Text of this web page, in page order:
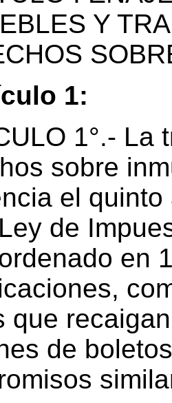
Y
1:
1°.- La
sobre
el
de
en
que
de